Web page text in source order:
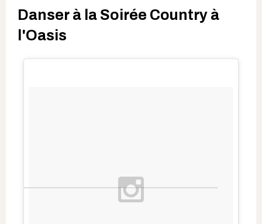
Danser à la Soirée Country à
l'Oasis